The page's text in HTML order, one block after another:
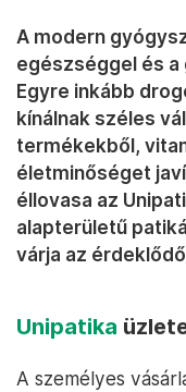
A modern
egészséggel és
Egyre inkább
kínálnak széles
termékekből,
életminőséget
éllovasa az
alapterületű
várja az
Unipatika
A személyes